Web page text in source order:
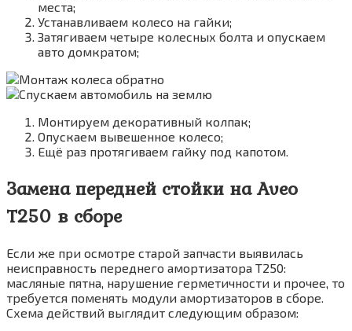
места;
Устанавливаем колесо на гайки;
Затягиваем четыре колесных болта и опускаем
авто домкратом;
Монтируем декоративный колпак;
Опускаем вывешенное колесо;
Ещё раз протягиваем гайку под капотом.
Замена передней стойки на Aveo
T250 в сборе
Если же при осмотре старой запчасти выявилась
неисправность переднего амортизатора Т250:
масляные пятна, нарушение герметичности и прочее, то
требуется поменять модули амортизаторов в сборе.
Схема действий выглядит следующим образом: